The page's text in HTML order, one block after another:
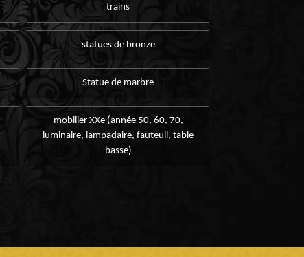
trains
statues de bronze
Statue de marbre
mobilier XXe (année 50, 60, 70,
luminaire, lampadaire, fauteuil, table
basse)